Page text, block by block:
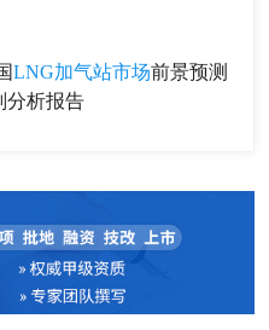
LNG加气站市场前景预测
分析报告